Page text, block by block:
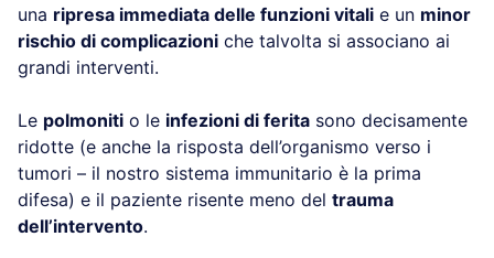
una ripresa immediata delle funzioni vitali e un minor
rischio di complicazioni che talvolta si associano ai
grandi interventi.
Le polmoniti o le infezioni di ferita sono decisamente
ridotte (e anche la risposta dell’organismo verso i
tumori – il nostro sistema immunitario è la prima
difesa) e il paziente risente meno del trauma
dell’intervento.